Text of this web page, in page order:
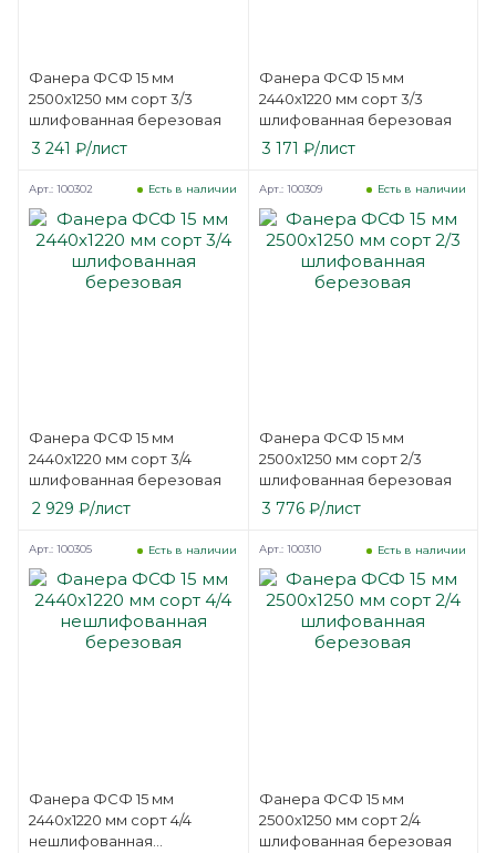
Фанера ФСФ 15 мм
2500х1250 мм сорт 3/3
шлифованная березовая
3 241 ₽/лист
Фанера ФСФ 15 мм
2440х1220 мм сорт 3/3
шлифованная березовая
3 171 ₽/лист
Фанера ФСФ 15 мм
2440х1220 мм сорт 3/4
шлифованная березовая
Есть в наличии
Арт.: 100302
2 929 ₽/лист
Фанера ФСФ 15 мм
2500х1250 мм сорт 2/3
шлифованная березовая
Есть в наличии
Арт.: 100309
3 776₽/лист
Фанера ФСФ 15 мм
2440х1220 мм сорт 4/4
нешлифованная
Есть в наличии
Арт.: 100305
Фанера ФСФ 15 мм
2500х1250 мм сорт 2/4
шлифованная березовая
Есть в наличии
Арт.: 100310